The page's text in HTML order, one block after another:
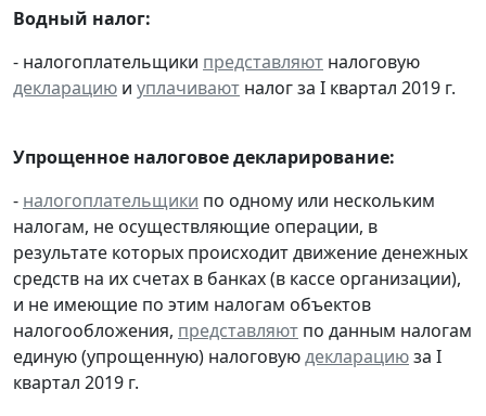
Водный налог:
- налогоплательщики представляют налоговую
декларацию и уплачивают налог за I квартал 2019 г.
Упрощенное налоговое декларирование:
- налогоплательщики по одному или нескольким
налогам, не осуществляющие операции, в
результате которых происходит движение денежных
средств на их счетах в банках (в кассе организации),
и не имеющие по этим налогам объектов
налогообложения, представляют по данным налогам
единую (упрощенную) налоговуюдекларациюза I
квартал 2019 г.